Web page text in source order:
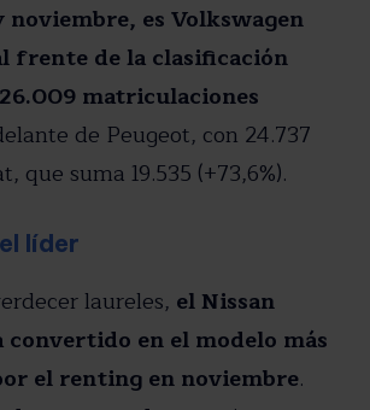
es Volkswagen
frente de la clasificación
matriculaciones
de Peugeot, con 24.737
que suma 19.535 (+73,6%).
líder
laureles, el Nissan
convertido en el modelo más
el renting en noviembre.